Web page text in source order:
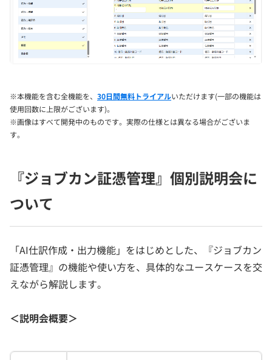
※本機能を含む全機能を、 30日間無料トライアルいただけます(一部の機能は
使用回数に上限がございます)。
※画像はすべて開発中のものです。実際の仕様とは異なる場合がございま
す。
『ジョブカン証憑管理』個別説明会に
ついて
「AI仕訳作成・出力機能」をはじめとした、『ジョブカン
証憑管理』の機能や使い方を、具体的なユースケースを交
えながら解説します。
＜説明会概要＞